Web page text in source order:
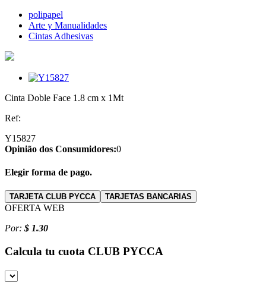
polipapel
Arte y Manualidades
Cintas Adhesivas
Cinta Doble Face 1.8 cm x 1Mt
Ref:
Y15827
Opinião dos Consumidores:0
Elegir forma de pago.
TARJETA CLUB PYCCA TARJETAS BANCARIAS
OFERTA WEB
Por: $ 1.30
Calcula tu cuota CLUB PYCCA